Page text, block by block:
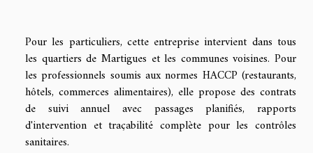
Pour les particuliers, cette entreprise intervient dans tous
les quartiers de Martigues et les communes voisines. Pour
les professionnels soumis aux normes HACCP (restaurants,
hôtels, commerces alimentaires), elle propose des contrats
de suivi annuel avec passages planifiés, rapports
d'intervention et traçabilité complète pour les contrôles
sanitaires.